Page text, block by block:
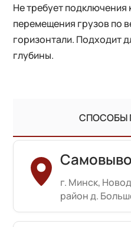
Не требует подключения
перемещения грузов по
горизонтали. Подходит
глубины.
СПОСОБЫ
г. Минск,
район д.